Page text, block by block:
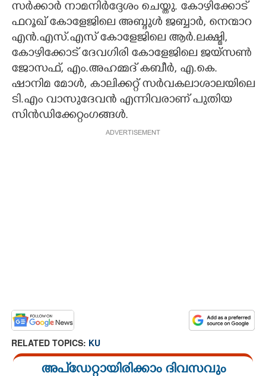
സർക്കാർ നാമനിർദ്ദേശം ചെയ്തു. കോഴിക്കോട്
ഫറൂഖ് കോളേജിലെ അബ്ദുൾ ജബ്ബാർ, നെന്മാറ
എൻ.എസ്.എസ് കോളേജിലെ ആർ.ലക്ഷ്മി,
കോഴിക്കോട് ദേവഗിരി കോളേജിലെ ജയ്സൺ
ജോസഫ്, എം.അഹമ്മദ് കബീർ, എ.കെ.
ഷാനിമ മോൾ, കാലിക്കറ്റ് സർവകലാശാലയിലെ
ടി.എം വാസുദേവൻ എന്നിവരാണ് പുതിയ
സിൻഡിക്കേറ്റംഗങ്ങൾ.
ADVERTISEMENT
RELATED TOPICS: KU
അപ്ഡേറ്റായിരിക്കാം ദിവസവും